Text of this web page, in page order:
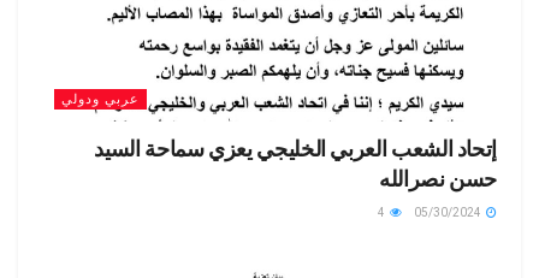
عربي ودولي
إتحاد الشعب العربي الخليجي يعزي سماحة السيد
حسن نصرالله